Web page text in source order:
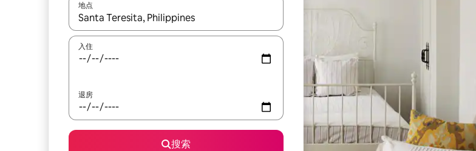
地点
如有搜索结果，请使用上下方向键查看，或通过点击或滑动手势浏览。
入住
退房
搜索